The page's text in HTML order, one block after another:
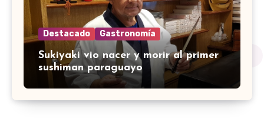
Destacado Gastronomía
Sukiyaki vio nacer y morir al primer
sushiman paraguayo